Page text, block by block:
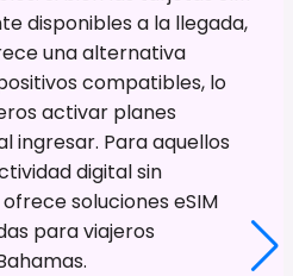
disponibles a la llegada,
una alternativa
compatibles, lo
activar planes
ingresar. Para aquellos
digital sin
soluciones eSIM
para viajeros